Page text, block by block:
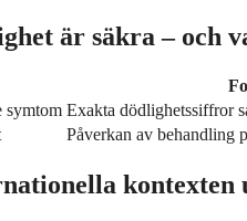
är säkra – och
symtom Exakta dödlighetssiffror
Påverkan av behandling